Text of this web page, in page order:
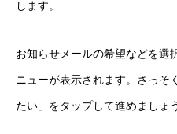
します。
お知らせメールの希望などを選
ニューが表示されます。さっそ
たい」をタップして進めましょ